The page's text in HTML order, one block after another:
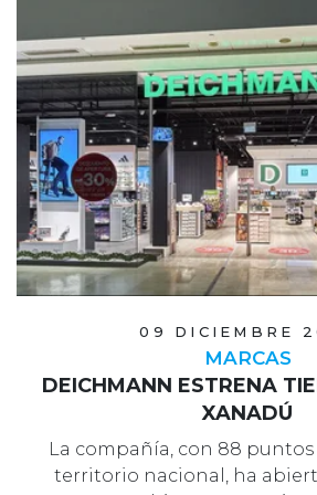
09 DICIEMBRE
MARCAS
DEICHMANN ESTRENA
XANADÚ
La compañía, con 88 puntos
territorio nacional, ha